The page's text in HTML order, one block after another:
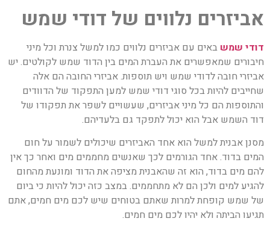
אביזרים נלווים של דודי שמש
דודי שמש באים עם אביזרים נלווים כמו למשל צנרת וכל מיני
חיבורים שמאפשרים את העברת המים בין הדוד שמש לקולטים. יש
אביזרי חובה לדודי שמש ויש תוספות. אביזרי החובה הם אלה
שחייבים להיות בכל סוגי דודי שמש למען התפקוד של הדוודים
והתוספות הם כל מיני אביזרים, שעשויים לשפר את תפקודו של
דוד השמש אבל הוא יכול לתפקד גם בלעדיהם.
מסנן אבנית למשל הוא אחד האביזרים שיכולים לשמור על חום
המים בדוד. אחד הגורמים לכך שאנשים מחממים מים ואחר כך אין
להם מים בדוד, הוא זה שהאבנית מציפה את הדוד ומונעת מהחום
להגיע למים ולכן הם לא מתחממים. במצב כזה יכול להיות כי ביום
של שמש קופחת למרות שאתם בטוחים שיש לכם מים חמים, אתם
תגיעו הביתה ולא יהיו לכם מים חמים.